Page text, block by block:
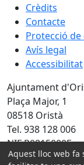
Crèdits
Contacte
Protecció de
Avís legal
Accessibilitat
Ajuntament
Plaça Major, 1
08518 Oristà
Tel. 938 128 006
NIF P0815000E
Aquest lloc web fa